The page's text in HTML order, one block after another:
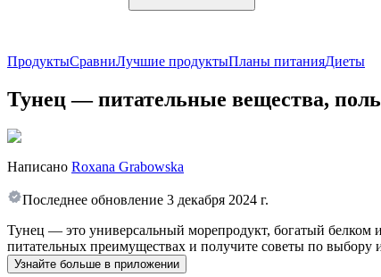
ПродуктыСравниЛучшие продуктыПланы питанияДиеты
Тунец — питательные вещества,
Написано Roxana Grabowska
Последнее обновление 3 декабря 2024 г.
Тунец — это универсальный морепродукт, богатый белком
питательных преимуществах и получите советы по
Узнайте больше в приложении